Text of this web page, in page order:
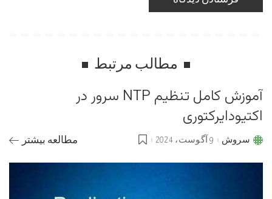
مطالب مرتبط
آموزش کامل تنظیم NTP سرور در
اکتیودایرکتوری
Postedسروش 9 آگوست، 2024 مطالعه بیشتر